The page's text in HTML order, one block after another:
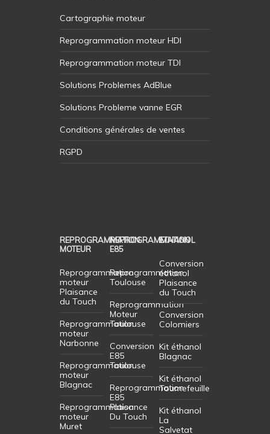
Cartographie moteur
Reprogrammation moteur HDI
Reprogrammation moteur TDI
Solutions Problemes AdBlue
Solutions Probleme vanne EGR
Conditions générales de ventes
RGPD
REPROGRAMMATION
MOTEUR
Reprogrammation
moteur
Plaisance
du Touch
Reprogrammation
moteur
Narbonne
Reprogrammation
moteur
Blagnac
Reprogrammation
moteur
Muret
REPROGRAMMATION
E85
Reprogrammation
Toulouse
Reprogrammation
Moteur
Toulouse
Conversion
E85
Toulouse
Reprogrammation
E85
Plaisance
Du Touch
ETHANOL
Conversion
éthanol
Plaisance
du Touch
Conversion
Colomiers
Kit éthanol
Blagnac
Kit éthanol
Tournefeuille
Kit éthanol
La
Salvetat